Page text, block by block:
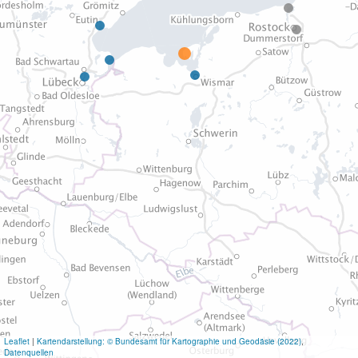
Leaflet | Kartendarstellung: © Bundesamt für Kartographie und Geodäsie (2022),
Datenquellen